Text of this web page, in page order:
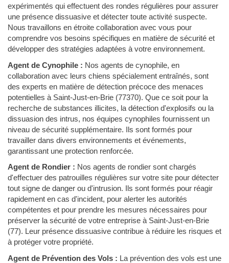
expérimentés qui effectuent des rondes régulières pour assurer
une présence dissuasive et détecter toute activité suspecte.
Nous travaillons en étroite collaboration avec vous pour
comprendre vos besoins spécifiques en matière de sécurité et
développer des stratégies adaptées à votre environnement.
Agent de Cynophile : Nos agents de cynophile, en
collaboration avec leurs chiens spécialement entraînés, sont
des experts en matière de détection précoce des menaces
potentielles à Saint-Just-en-Brie (77370). Que ce soit pour la
recherche de substances illicites, la détection d'explosifs ou la
dissuasion des intrus, nos équipes cynophiles fournissent un
niveau de sécurité supplémentaire. Ils sont formés pour
travailler dans divers environnements et événements,
garantissant une protection renforcée.
Agent de Rondier : Nos agents de rondier sont chargés
d'effectuer des patrouilles régulières sur votre site pour détecter
tout signe de danger ou d'intrusion. Ils sont formés pour réagir
rapidement en cas d'incident, pour alerter les autorités
compétentes et pour prendre les mesures nécessaires pour
préserver la sécurité de votre entreprise à Saint-Just-en-Brie
(77). Leur présence dissuasive contribue à réduire les risques et
à protéger votre propriété.
Agent de Prévention des Vols : La prévention des vols est une